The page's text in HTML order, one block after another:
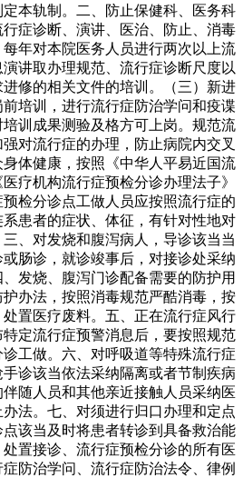
本轨制。二、防止保健科、医务科
症诊断、演讲、医治、防止、消毒
年对本院医务人员进行两次以上流
讲取办理规范、流行症诊断尺度以
修的相关文件的培训。（三）新进
培训，进行流行症防治学问和疫谍
训成果测验及格方可上岗。规范流
对流行症的办理，防止病院内交叉
体健康，按照《中华人平易近国流
疗机构流行症预检分诊办理法子》
检分诊点工做人员应按照流行症的
患者的症状、体征，有针对性地对
、对发烧和腹泻病人，导诊该当当
肠诊，就诊竣事后，对接诊处采纳
发烧、腹泻门诊配备需要的防护用
办法，按照消毒规范严酷消毒，按
置医疗废料。五、正在流行症风行
定流行症预警消息后，要按照规范
工做。六、对呼吸道等特殊流行症
诊该当依法采纳隔离或者节制疾病
随人员和其他亲近接触人员采纳医
法。七、对须进行归口办理和定点
该当及时将患者转诊到具备救治能
置接诊、流行症预检分诊的所有医
防治学问、流行症防治法令、律例